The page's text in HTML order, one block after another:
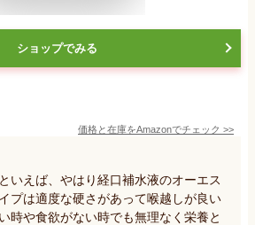
ショップでみる
価格と在庫をAmazonでチェック >>
いえば、やはり経口補水液のオーエス
プは適度な硬さがあって喉越しが良い
時や食欲がない時でも無理なく栄養と